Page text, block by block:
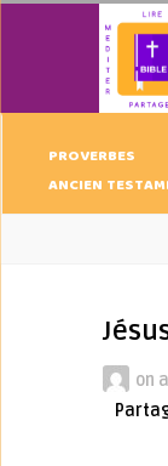
PROVERBES
ANCIEN
on